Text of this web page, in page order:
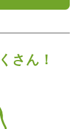
さん！